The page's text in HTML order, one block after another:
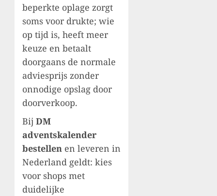
beperkte oplage zorgt
soms voor drukte; wie
op tijd is, heeft meer
keuze en betaalt
doorgaans de normale
adviesprijs zonder
onnodige opslag door
doorverkoop.
Bij DM
adventskalender
bestellen en leveren in
Nederland geldt: kies
voor shops met
duidelijke